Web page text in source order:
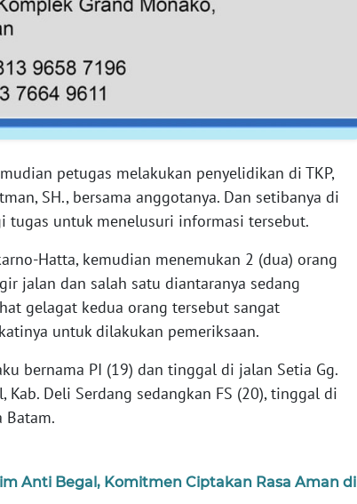
petugas melakukan penyelidikan di TKP,
SH., bersama anggotanya. Dan setibanya di
tugas untuk menelusuri informasi tersebut.
Hatta, kemudian menemukan 2 (dua) orang
jalan dan salah satu diantaranya sedang
gelagat kedua orang tersebut sangat
untuk dilakukan pemeriksaan.
bernama PI (19) dan tinggal di jalan Setia Gg.
Kab. Deli Serdang sedangkan FS (20), tinggal di
Batam.
Anti Begal, Komitmen Ciptakan Rasa Aman di